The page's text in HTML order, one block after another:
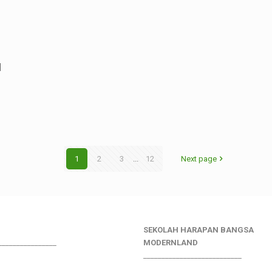
1 2 3 ... 12 Next page
SEKOLAH HARAPAN BANGSA
MODERNLAND